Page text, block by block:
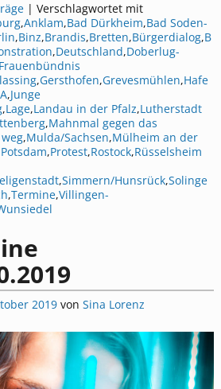
| Verschlagwortet mit
,Anklam,Bad Dürkheim,Bad Soden-
,Binz,Brandis,Bretten,Bürgerdialog,B
,Deutschland,Doberlug-
Frauenbündnis
,Gersthofen,Grevesmühlen,Hafe
,Junge
,Lage,Landau in der Pfalz,Lutherstadt
,Mahnmal gegen das
,Mulda/Sachsen,Mülheim an der
Potsdam,Protest,Rostock,Rüsselsheim
,Simmern/Hunsrück,Solinge
,Termine,Villingen-
2019 von Sina Lorenz